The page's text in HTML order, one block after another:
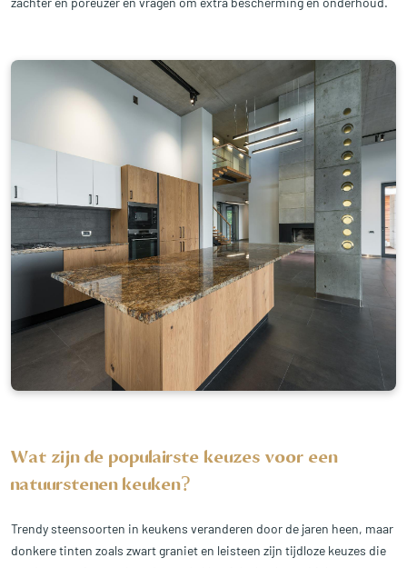
Wat zijn de populairste keuzes voor een
natuurstenen keuken?
Trendy steensoorten in keukens veranderen door de jaren heen, maar
donkere tinten zoals zwart graniet en leisteen zijn tijdloze keuzes die